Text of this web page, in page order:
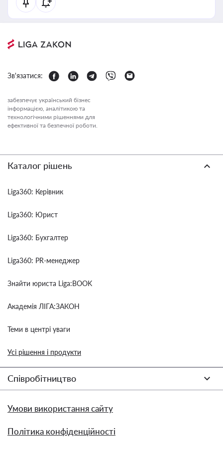
Зв'язатися:
забезпечує український бізнес
інформацією, аналітикою та
технологічними рішеннями для
ефективної та безпечної роботи.
Каталог рішень
Liga360: Керівник
Liga360: Юрист
Liga360: Бухгалтер
Liga360: PR-менеджер
Знайти юриста Liga:BOOK
Академія ЛІГА:ЗАКОН
Теми в центрі уваги
Усі рішення і продукти
Співробітництво
Умови використання сайту
Політика конфіденційності